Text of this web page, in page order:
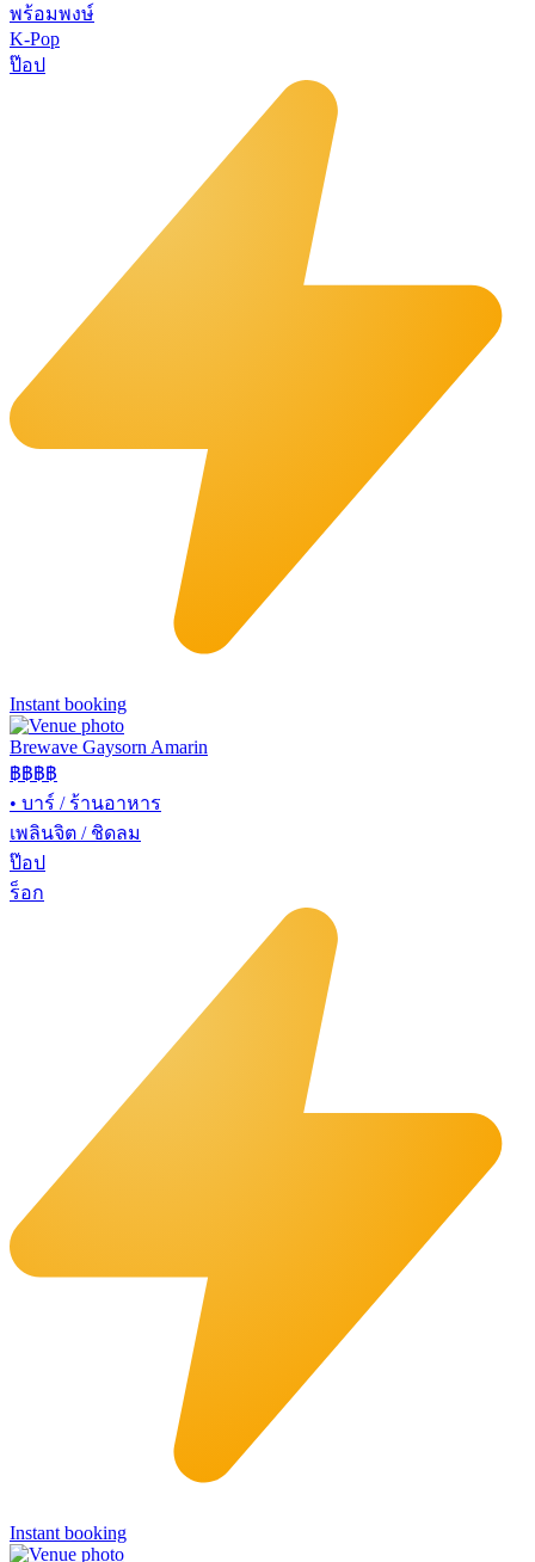
พร้อมพงษ์
K-Pop
ป๊อป
Instant booking
Brewave Gaysorn Amarin
฿฿฿฿
• บาร์ / ร้านอาหาร
เพลินจิต / ชิดลม
ป๊อป
ร็อก
Instant booking